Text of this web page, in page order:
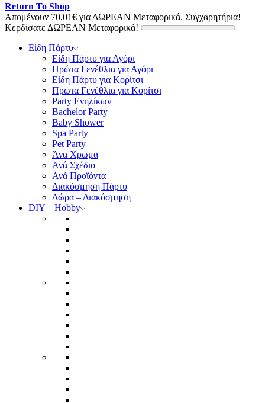
Return To Shop
Απομένουν 70,01€ για ΔΩΡΕΑΝ Μεταφορικά. Συγχαρητήρια!
Κερδίσατε ΔΩΡΕΑΝ Μεταφορικά!
Είδη Πάρτυ
Είδη Πάρτυ για Αγόρι
Πρώτα Γενέθλια για Αγόρι
Είδη Πάρτυ για Κορίτσι
Πρώτα Γενέθλια για Κορίτσι
Party Ενηλίκων
Bachelor Party
Baby Shower
Spa Party
Pet Party
Άνα Χρώμα
Ανά Σχέδιο
Ανά Προϊόντα
Διακόσμηση Πάρτυ
Δώρα – Διακόσμηση
DIY – Hobby